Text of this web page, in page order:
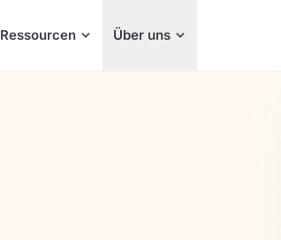
Ressourcen Über uns